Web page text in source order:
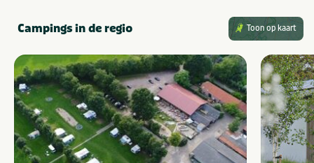
Campings in de regio Toon op kaart